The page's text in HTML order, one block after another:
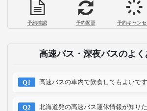
予約確認 予約変更 予約キャン
高速バス・深夜バスのよく
高速バスの車内で飲食してもよいで
北海道発の高速バス運休情報が知りた